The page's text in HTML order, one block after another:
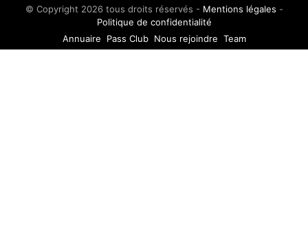
© Copyright 2026 tous droits réservés - Mentions légales -
Politique de confidentialité
Annuaire
Pass Club Nous rejoindre Team